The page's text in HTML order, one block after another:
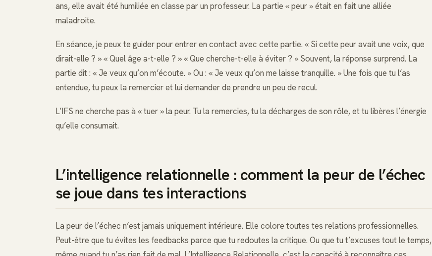
ans, elle avait été humiliée en classe par un professeur. La partie « peur » était en fait une alliée
maladroite.
En séance, je peux te guider pour entrer en contact avec cette partie. « Si cette peur avait une voix, que
dirait-elle ? » « Quel âge a-t-elle ? » « Que cherche-t-elle à éviter ? » Souvent, la réponse surprend. La
partie dit : « Je veux qu’on m’écoute. » Ou : « Je veux qu’on me laisse tranquille. » Une fois que tu l’as
entendue, tu peux la remercier et lui demander de prendre un peu de recul.
L’IFS ne cherche pas à « tuer » la peur. Tu la remercies, tu la décharges de son rôle, et tu libères l’énergie
qu’elle consumait.
L’intelligence relationnelle : comment la peur de l’échec
se joue dans tes interactions
La peur de l’échec n’est jamais uniquement intérieure. Elle colore toutes tes relations professionnelles.
Peut-être que tu évites les feedbacks parce que tu redoutes la critique. Ou que tu t’excuses tout le temps,